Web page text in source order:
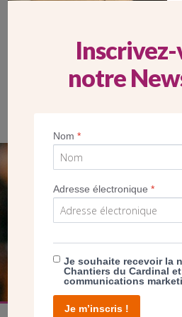
La nouvelle chaudière installée
SEUL VOTRE DON
NOUS PERMET D’AGIR
FAIRE UN
Inscrivez-
notre
Nom*
Adresse électronique*
Je souhaite recevoir la
Chantiers du Cardinal
communications
Je m’inscris !